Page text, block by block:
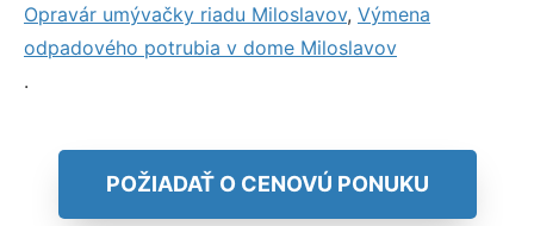
Opravár umývačky riadu Miloslavov, Výmena
odpadového potrubia v dome Miloslavov
.
POŽIADAŤ O CENOVÚ PONUKU